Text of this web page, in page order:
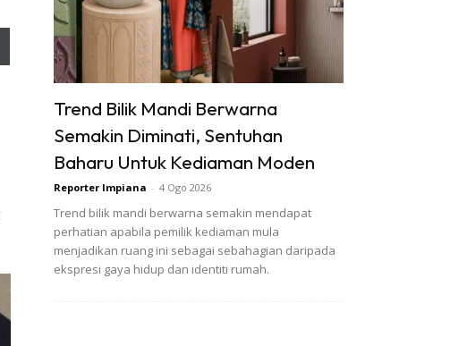
Trend Bilik Mandi Berwarna
Semakin Diminati, Sentuhan
Baharu Untuk Kediaman Moden
Reporter Impiana - 4 Ogo 2026
Trend bilik mandi berwarna semakin mendapat
perhatian apabila pemilik kediaman mula
menjadikan ruang ini sebagai sebahagian daripada
ekspresi gaya hidup dan identiti rumah.